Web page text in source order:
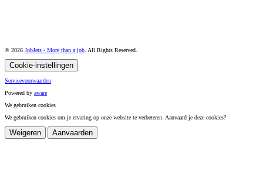
© 2026 JobJets - More than a job . All Rights Reserved.
Cookie-instellingen
Servicevoorwaarden
Powered by aware
We gebruiken cookies
We gebruiken cookies om je ervaring op onze website te verbeteren. Aanvaard je deze cookies?
Weigeren Aanvaarden